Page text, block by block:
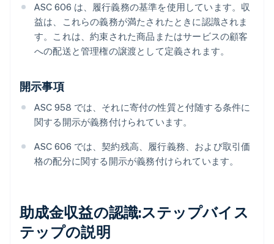
ASC 606 は、履行義務の基準を使用しています。収
益は、これらの義務が満たされたときに認識されま
す。これは、約束された商品またはサービスの顧客
への配送と管理権の譲渡として定義されます。
開示事項
ASC 958 では、それに寄付の性質と付随する条件に
関する開示が義務付けられています。
ASC 606 では、契約残高、履行義務、および取引価
格の配分に関する開示が義務付けられています。
助成金収益の認識:ステップバイス
テップの説明